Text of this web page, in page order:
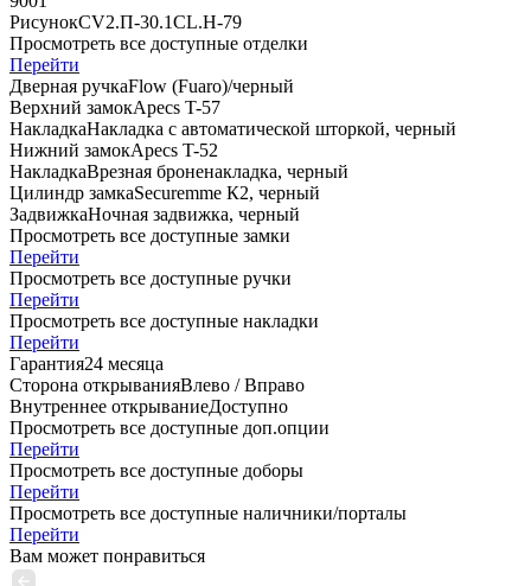
РисунокCV2.П-30.1CL.Н-79
Просмотреть все доступные отделки
Перейти
Дверная ручкаFlоw (Fuaro)/черный
Верхний замокApecs T-57
НакладкаНакладка с автоматической шторкой, черный
Нижний замокApecs T-52
НакладкаВрезная броненакладка, черный
Цилиндр замкаSecuremme К2, черный
ЗадвижкаНочная задвижка, черный
Просмотреть все доступные замки
Перейти
Просмотреть все доступные ручки
Перейти
Просмотреть все доступные накладки
Перейти
Гарантия24 месяца
Сторона открыванияВлево / Вправо
Внутреннее открываниеДоступно
Просмотреть все доступные доп.опции
Перейти
Просмотреть все доступные доборы
Перейти
Просмотреть все доступные наличники/порталы
Перейти
Вам может понравиться